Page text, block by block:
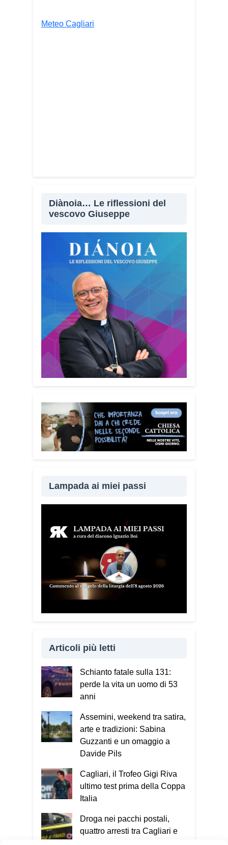
Meteo Cagliari
Diànoia… Le riflessioni del
vescovo Giuseppe
Lampada ai miei passi
Articoli più letti
Schianto fatale sulla 131:
perde la vita un uomo di 53
anni
Assemini, weekend tra satira,
arte e tradizioni: Sabina
Guzzanti e un omaggio a
Davide Pils
Cagliari, il Trofeo Gigi Riva
ultimo test prima della Coppa
Italia
Droga nei pacchi postali,
quattro arresti tra Cagliari e